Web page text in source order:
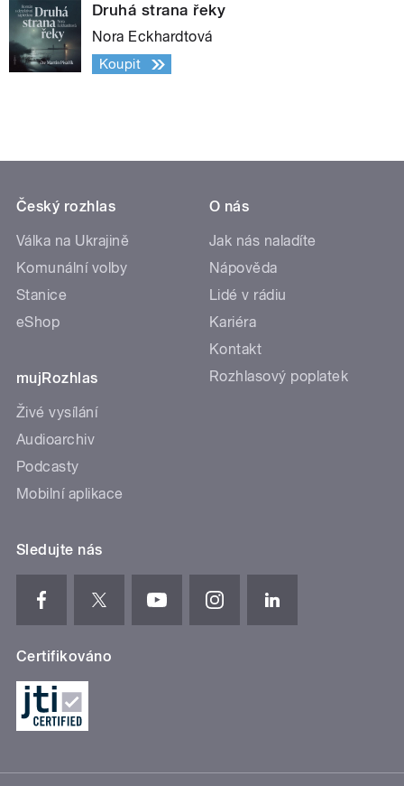
Druhá strana řeky
Nora Eckhardtová
Koupit
Český rozhlas
Válka na Ukrajině
Komunální volby
Stanice
eShop
mujRozhlas
Živé vysílání
Audioarchiv
Podcasty
Mobilní aplikace
O nás
Jak nás naladíte
Nápověda
Lidé v rádiu
Kariéra
Kontakt
Rozhlasový poplatek
Sledujte nás
Certifikováno